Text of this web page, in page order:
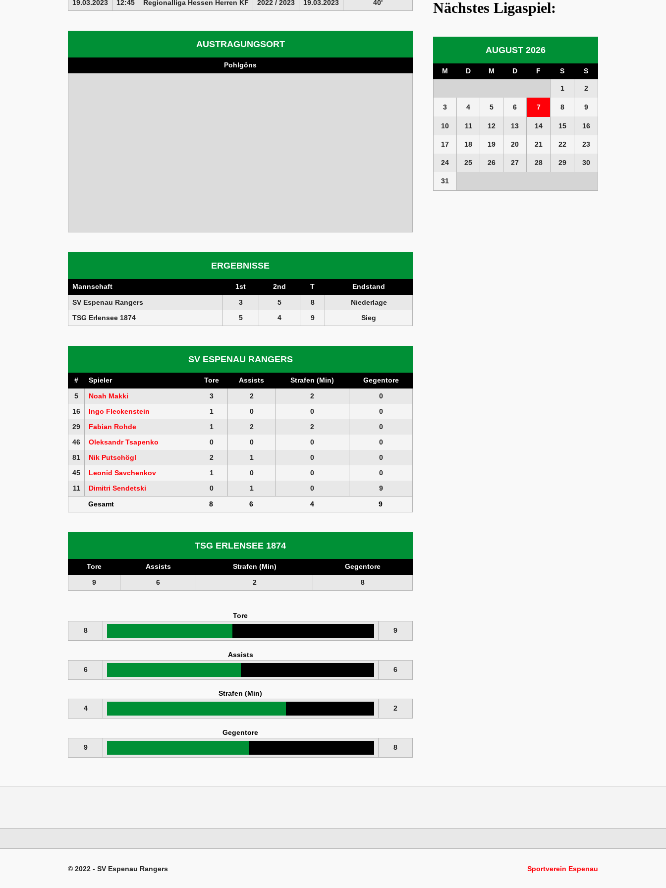
19.03.2023
12:45 Regionalliga Hessen Herren KF 2022 / 2023 19.03.2023 40'
AUSTRAGUNGSORT
Pohlgöns
ERGEBNISSE
Mannschaft 1st 2nd T
Endstand
SV Espenau Rangers
3 5 8
Niederlage
TSG Erlensee 1874
5 4 9 Sieg
SV ESPENAU RANGERS
# Spieler Tore Assists Strafen (Min)
Gegentore
5
Noah Makki 3 2 2
0
16
Ingo Fleckenstein 1 0 0
0
29
Fabian Rohde 1 2 2
0
46
Oleksandr Tsapenko 0 0 0
0
81
Nik Putschögl 2 1 0
0
45
Leonid Savchenkov 1 0 0
0
11
Dimitri Sendetski 0 1 0
9
Gesamt
8 6 4 9
TSG ERLENSEE 1874
Tore Assists Strafen (Min)
Gegentore
9
6 2 8
Tore
8
9
Assists
6
6
Strafen (Min)
4
2
Gegentore
9
8
Nächstes Ligaspiel:
AUGUST 2026
M D M D F S S
1 2
3 4 5 6 7 8 9
10 11 12 13 14 15 16
17 18 19 20 21 22 23
24 25 26 27 28 29 30
31
© 2022 - SV Espenau Rangers Sportverein Espenau